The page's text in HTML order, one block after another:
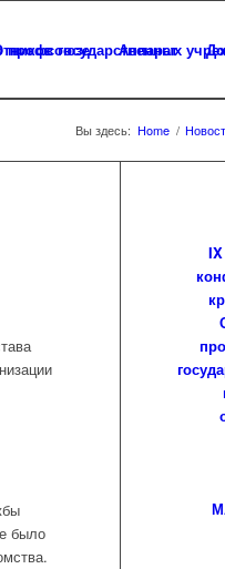
профсоюзе Аппарат
Вы здесь: Home /
было